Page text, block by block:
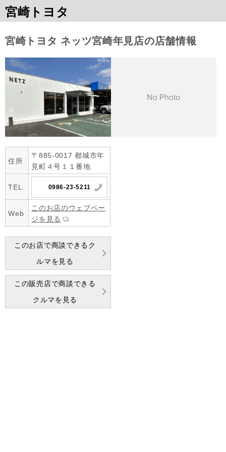
宮崎トヨタ
宮崎トヨタ ネッツ宮崎年見店の店舗情報
住所
〒885-0017 都城市年
見町４号１１番地
TEL 0986-23-5211
Web
このお店のウェブペー
ジを見る
このお店で商談できるク
ルマを見る
この販売店で商談できる
クルマを見る